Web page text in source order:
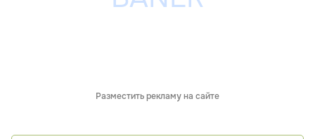
Разместить рекламу на сайте